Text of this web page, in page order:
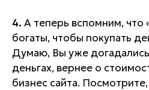
4. А теперь вспомним, что
богаты, чтобы покупать
Думаю, Вы уже
деньгах, вернее о
бизнес сайта.